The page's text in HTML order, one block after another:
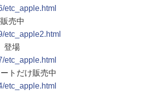
etc_apple.html
売中
etc_apple2.html
登場
etc_apple.html
トだけ販売中
etc_apple.html